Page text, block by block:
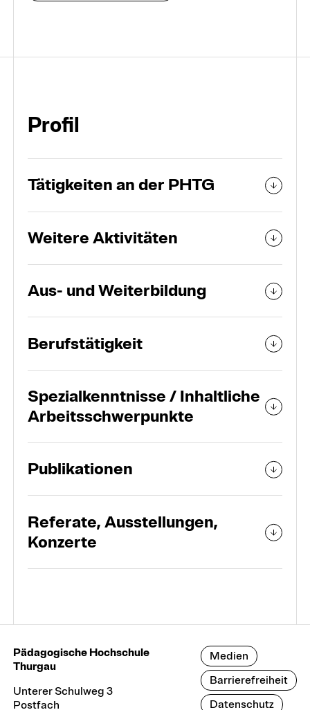
Profil
Tätigkeiten an der PHTG
Weitere Aktivitäten
Aus- und Weiterbildung
Berufstätigkeit
Spezialkenntnisse / Inhaltliche
Arbeitsschwerpunkte
Publikationen
Referate, Ausstellungen,
Konzerte
Pädagogische Hochschule
Thurgau
Unterer Schulweg 3
Postfach
Medien
Barrierefreiheit
Datenschutz